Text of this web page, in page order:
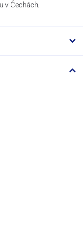
v Čechách.